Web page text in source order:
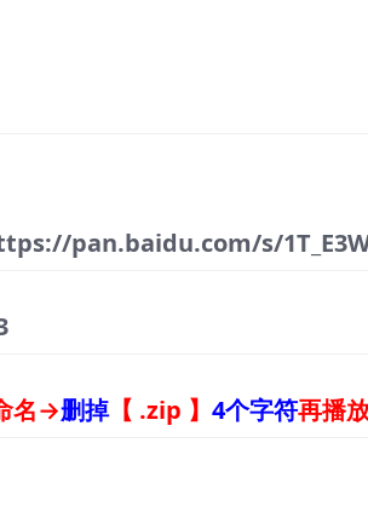
pan.baidu.com/s/
名→删掉【 .zip 】 4个字符再播